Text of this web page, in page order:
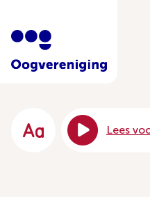
Lees